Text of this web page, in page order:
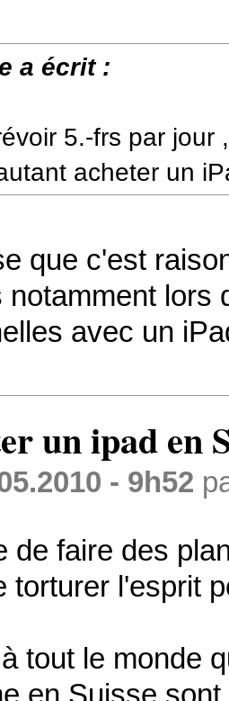
a écrit :
5.-frs par jour
acheter un
que c'est
notamment lors
avec un
un ipad en
- 9h52
de faire des
torturer l'esprit
tout le monde
en Suisse